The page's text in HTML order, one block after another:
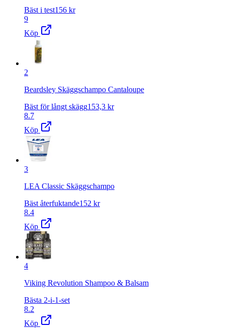
Bäst i test156 kr
9
Köp
2
Beardsley Skäggschampo Cantaloupe
Bäst för långt skägg153,3 kr
8.7
Köp
3
LEA Classic Skäggschampo
Bäst återfuktande152 kr
8.4
Köp
4
Viking Revolution Shampoo & Balsam
Bästa 2-i-1-set
8.2
Köp